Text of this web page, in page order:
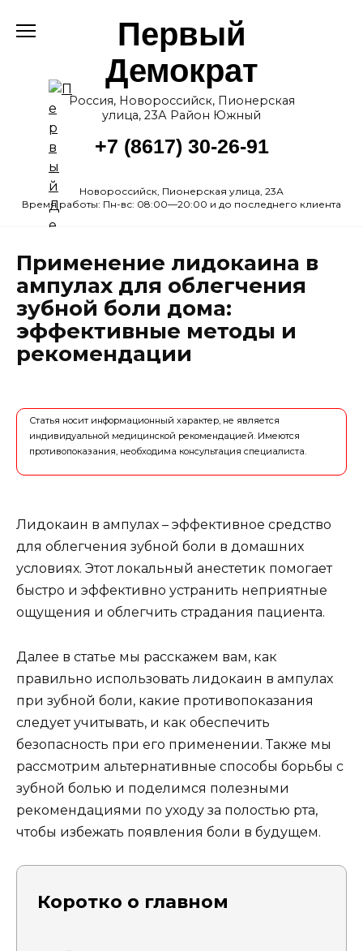
Первый
Демократ
Россия, Новороссийск, Пионерская
улица, 23А Район Южный
+7 (8617) 30-26-91
Новороссийск, Пионерская улица, 23А
Время работы: Пн-вс: 08:00—20:00 и до последнего клиента
Применение лидокаина в
ампулах для облегчения
зубной боли дома:
эффективные методы и
рекомендации
Статья носит информационный характер, не является
индивидуальной медицинской рекомендацией. Имеются
противопоказания, необходима консультация специалиста.
Лидокаин в ампулах – эффективное средство
для облегчения зубной боли в домашних
условиях. Этот локальный анестетик помогает
быстро и эффективно устранить неприятные
ощущения и облегчить страдания пациента.
Далее в статье мы расскажем вам, как
правильно использовать лидокаин в ампулах
при зубной боли, какие противопоказания
следует учитывать, и как обеспечить
безопасность при его применении. Также мы
рассмотрим альтернативные способы борьбы с
зубной болью и поделимся полезными
рекомендациями по уходу за полостью рта,
чтобы избежать появления боли в будущем.
Коротко о главном